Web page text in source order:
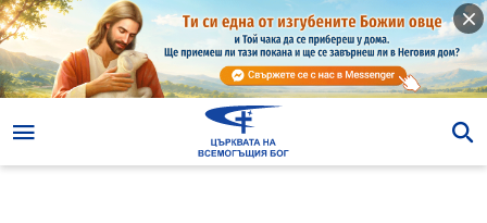
6. Как да се разпознава характерът на антихристите